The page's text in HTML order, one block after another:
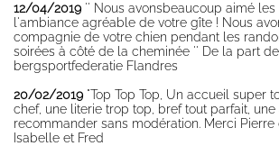
Summer
activities
Hike
Bicycle touring
Mountain Bike
Climbing, Via
12/04/2019 '' Nous avonsbeaucoup aimé les
l'ambiance agréable de votre gîte ! Nous
compagnie de votre chien pendant les
soirées à côté de la cheminée '' De la part
bergsportfederatie Flandres
20/02/2019 "Top Top Top, Un accueil super
chef, une literie trop top, bref tout parfait, une
recommander sans modération. Merci Pierre
Isabelle et Fred